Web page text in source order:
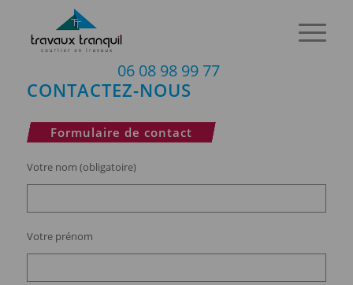
06 08 98 99 77
CONTACTEZ-NOUS
Formulaire de contact
Votre nom (obligatoire)
Votre prénom